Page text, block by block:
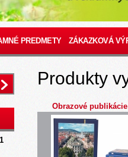
PREDMETY ZÁKAZKOVÁ
Produkty
Obrazové publikácie